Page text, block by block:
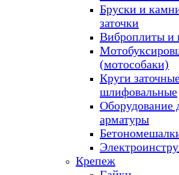
Бруски и
заточки
Виброплиты и
(мотособаки)
Круги
шлифовальные
Оборудование
арматуры
Крепеж